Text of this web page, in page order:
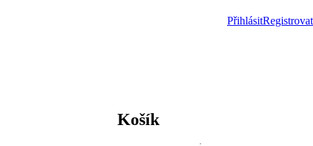
PřihlásitRegistrovat
Košík